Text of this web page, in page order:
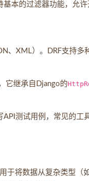
基本的过滤器功能，允
、XML）。DRF支持多
它继承自Django的
API测试用例，常见的工
于将数据从复杂类型